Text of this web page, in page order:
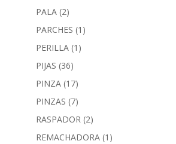
PALA (2)
PARCHES (1)
PERILLA (1)
PIJAS (36)
PINZA (17)
PINZAS (7)
RASPADOR (2)
REMACHADORA (1)